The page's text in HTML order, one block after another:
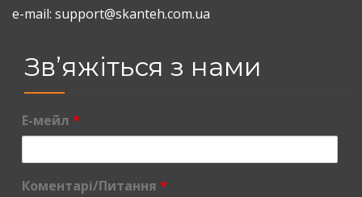
е-mail: support@skanteh.com.ua
Зв’яжіться з нами
Е-мейл *
Коментарі/Питання *